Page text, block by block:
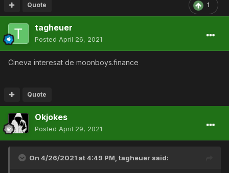
1
Quote
tagheuer
Posted April 26, 2021
Cineva interesat de moonboys.finance
Quote
Okjokes
Posted April 29, 2021
On 4/26/2021 at 4:49 PM, tagheuer said: